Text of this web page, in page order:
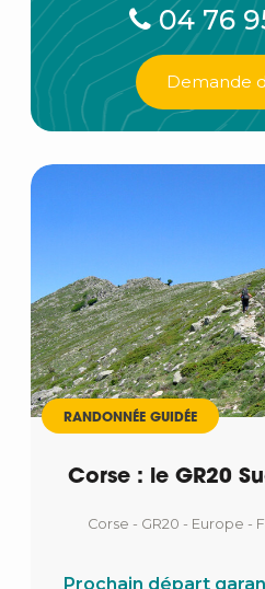
04 76
Demande
RANDONNÉE GUIDÉE
Corse : le GR20
Corse - GR20 - Europe -
Prochain départ